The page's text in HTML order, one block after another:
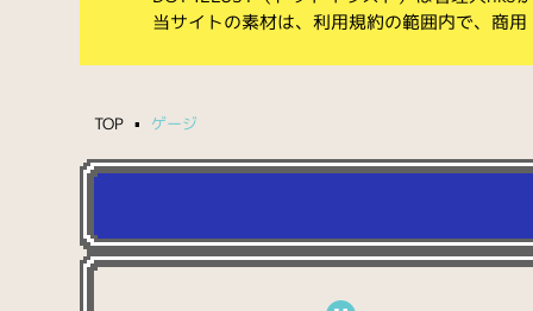
当サイトの素材は、利用規約の範囲内で、商
TOP ゲージ